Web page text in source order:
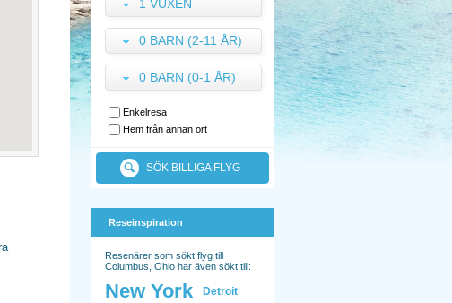
1 VUXEN
0 BARN (2-11 ÅR)
0 BARN (0-1 ÅR)
Enkelresa
Hem från annan ort
SÖK BILLIGA FLYG
Reseinspiration
Resenärer som sökt flyg till
Columbus, Ohio har även sökt till:
New York Detroit